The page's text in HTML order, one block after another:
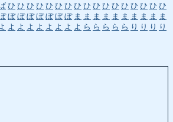
ひ ひ ひ ひ ひ ひ ひ ひ ひ ひ ひ ひ ひ ひ ひ ひ ひ
ぼ ぼ ぼ ぼ ぼ ぼ ぼ ま ま ま ま ま ま ま ま ま ま
よ よ よ よ よ よ よ よ よ ら ら ら ら ら り り り り